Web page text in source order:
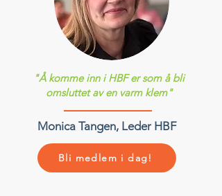
"Å komme inn i HBF er som å bli
omsluttet av en varm klem"
Monica Tangen, Leder HBF
Bli medlem i dag!